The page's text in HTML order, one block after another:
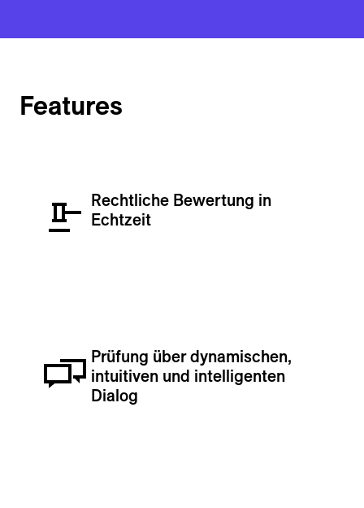
Features
Rechtliche Bewertung in
Echtzeit
Prüfung über dynamischen,
intuitiven und intelligenten
Dialog